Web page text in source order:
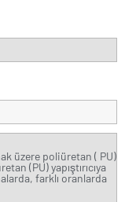
üzere poliüretan ( PU)
(PU) yapıştırıcıya
farklı oranlarda